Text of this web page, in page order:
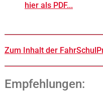
hier als PDF...
Zum Inhalt der
Empfehlungen: